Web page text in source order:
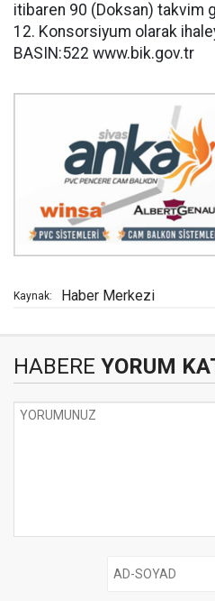
itibaren 90 (Doksan) takvim
12. Konsorsiyum olarak
BASIN:522 www.bik.gov.tr
Kaynak: Haber Merkezi
HABERE YORUM